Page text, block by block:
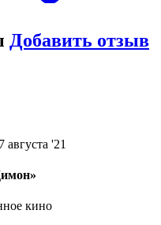
Добавить отзыв
августа '21
кино